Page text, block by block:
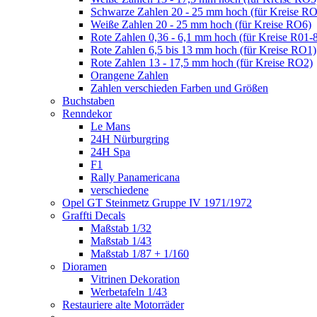
Schwarze Zahlen 20 - 25 mm hoch (für Kreise
Weiße Zahlen 20 - 25 mm hoch (für Kreise RO6)
Rote Zahlen 0,36 - 6,1 mm hoch (für Kreise R01-
Rote Zahlen 6,5 bis 13 mm hoch (für Kreise RO1)
Rote Zahlen 13 - 17,5 mm hoch (für Kreise RO2)
Orangene Zahlen
Zahlen verschieden Farben und Größen
Buchstaben
Renndekor
Le Mans
24H Nürburgring
24H Spa
F1
Rally Panamericana
verschiedene
Opel GT Steinmetz Gruppe IV 1971/1972
Graffti Decals
Maßstab 1/32
Maßstab 1/43
Maßstab 1/87 + 1/160
Dioramen
Vitrinen Dekoration
Werbetafeln 1/43
Restauriere alte Motorräder